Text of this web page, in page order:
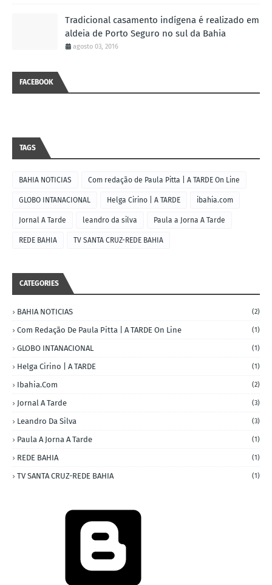
Tradicional casamento indígena é realizado em
aldeia de Porto Seguro no sul da Bahia
agosto 03, 2016
FACEBOOK
TAGS
BAHIA NOTICIAS Com redação de Paula Pitta | A TARDE On Line
GLOBO INTANACIONAL Helga Cirino | A TARDE ibahia.com
Jornal A Tarde leandro da silva Paula a Jorna A Tarde
REDE BAHIA TV SANTA CRUZ-REDE BAHIA
CATEGORIES
BAHIA NOTICIAS (2)
Com Redação De Paula Pitta | A TARDE On Line (1)
GLOBO INTANACIONAL (1)
Helga Cirino | A TARDE (1)
Ibahia.com (2)
Jornal A Tarde (3)
Leandro Da Silva (3)
Paula A Jorna A Tarde (1)
REDE BAHIA (1)
TV SANTA CRUZ-REDE BAHIA (1)